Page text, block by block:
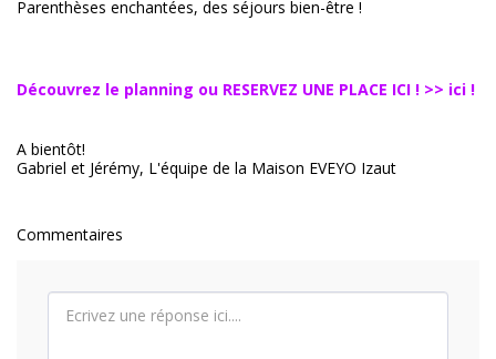
Parenthèses enchantées, des séjours bien-être !
Découvrez le planning ou RESERVEZ UNE PLACE ICI ! >> ici !
A bientôt!
Gabriel et Jérémy, L'équipe de la Maison EVEYO Izaut
Commentaires